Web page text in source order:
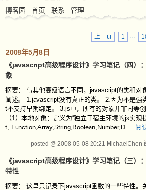
博客园 首页 联系 管理
上一页 1 ···
2008年5月8日
《javascript高级程序设计》学习笔记（四）
象
摘要： 与其他高级语言不同，javascript的类和对
阐述。 1.javascript没有真正的类。 2.因为不是强
t不支持早期绑定。 3.js中，所有的对象并非同等创
（1）本地对象：定义为“独立于宿主环境的js实现
t, Function,Array,String,Boolean,Number,D...
阅
posted @ 2008-05-08 20:21 MichaelChen
《javascript高级程序设计》学习笔记（三）
特性
摘要： 这里只记录下javascript函数的一些特性。